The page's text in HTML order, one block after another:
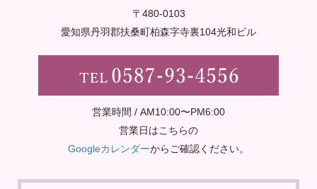
〒480-0103
愛知県丹羽郡扶桑町柏森字寺裏104光和ビル
営業時間 / AM10:00〜PM6:00
営業日はこちらの
Googleカレンダーからご確認ください。